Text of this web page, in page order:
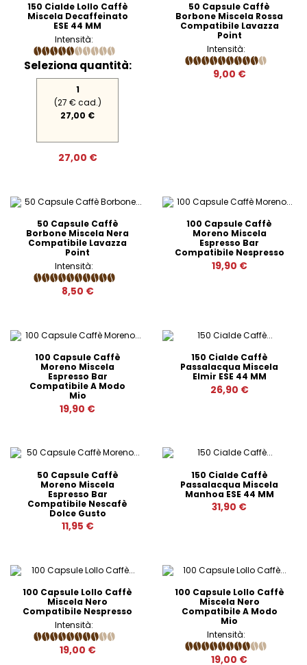
150 Cialde Lollo Caffè
Miscela Decaffeinato
ESE 44 MM
Intensità:
Seleziona quantità:
1
(27 € cad.)
27,00 €
27,00 €
50 Capsule Caffè
Borbone Miscela Rossa
Compatibile Lavazza
Point
Intensità:
9,00 €
50 Capsule Caffè
Borbone Miscela Nera
Compatibile Lavazza
Point
Intensità:
8,50 €
100 Capsule Caffè
Moreno Miscela
Espresso Bar
Compatibile Nespresso
19,90 €
100 Capsule Caffè
Moreno Miscela
Espresso Bar
Compatibile A Modo
Mio
19,90 €
150 Cialde Caffè
Passalacqua Miscela
Elmir ESE 44 MM
26,90 €
50 Capsule Caffè
Moreno Miscela
Espresso Bar
Compatibile Nescafè
Dolce Gusto
11,95 €
150 Cialde Caffè
Passalacqua Miscela
Manhoa ESE 44 MM
31,90 €
100 Capsule Lollo Caffè
Miscela Nero
Compatibile Nespresso
Intensità:
19,00 €
100 Capsule Lollo Caffè
Miscela Nero
Compatibile A Modo
Mio
Intensità:
19,00 €